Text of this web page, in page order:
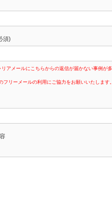
須)
アメールにこちらからの返信が届かない事例が多
フリーメールの利用にご協力をお願いいたします。